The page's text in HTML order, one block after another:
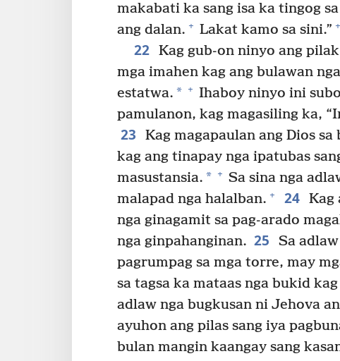
makabati ka sang isa ka tingog
ang dalan. + Lakat kamo sa sini.” +
22 Kag gub-on ninyo ang
mga imahen kag ang bulawan
estatwa. * + Ihaboy ninyo ini
pamulanon, kag magasiling ka,
23 Kag magapaulan ang Dios
kag ang tinapay nga ipatubas
masustansia. * + Sa sina nga
malapad nga halalban. + 24 Kag
nga ginagamit sa pag-arado
nga ginpahanginan. 25
Sa
pagrumpag sa mga torre, may
sa tagsa ka mataas nga bukid
adlaw nga bugkusan ni Jehova
ayuhon ang pilas sang iya
bulan mangin kaangay sang